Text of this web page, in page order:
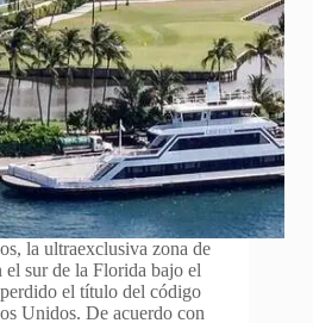
la ultraexclusiva zona de
el sur de la Florida bajo el
el título del código
Unidos. De acuerdo con